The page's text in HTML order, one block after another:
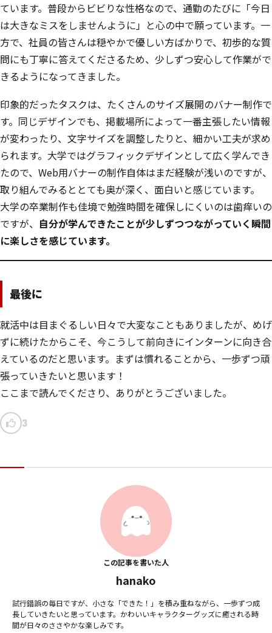
ています。普段からビビりな性格なので、通勤のたびに「今日
は大きなミスをしませんように」と心の中で願っています。一
方で、社員の皆さんは穏やかで優しい方ばかりで、初歩的な質
問にも丁寧に答えてくださるため、少しずつ安心して作業がで
きるようになってきました。
印象的だったタスクは、たくさんのサイズ展開のバナー制作で
す。同じデザインでも、掲載場所によって一番主張したい情報
が変わったり、文字サイズを調整したりと、細かい工夫が求め
られます。大学ではグラフィックデザインとして広く学んでき
たので、Web用バナーの制作自体はまだ経験が浅いのですが、
取り組んでみるととても奥が深く、面白いと感じています。
大学の卒業制作も佳境で勉強時間を確保しにくいのは歯痒いの
ですが、 自分が学んできたことが少しずつつながっていく瞬間
に楽しさを感じています。
最後に
就活中は目まぐるしい日々で大変なこともありましたが、めげ
ずに続けたからこそ、今こうして前向きにインターンに向き合
えているのだと思います。まずは慣れることから、一歩ずつ頑
張っていきたいと思います！
ここまで読んでくださり、ありがとうございました。
3
この記事を書いた人
hanako
試行錯誤の毎日ですが、小さな「できた！」を積み重ねながら、一歩ずつ成
長していきたいと思っています。かわいいキャラクターグッズに癒される時
間が日々のささやかな楽しみです。